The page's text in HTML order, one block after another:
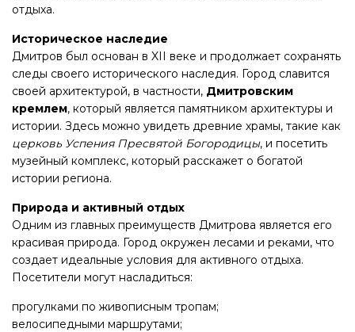
отдыха.
Историческое наследие
Дмитров был основан в XII веке и продолжает сохранять
следы своего исторического наследия. Город славится
своей архитектурой, в частности, Дмитровским
кремлем, который является памятником архитектуры и
истории. Здесь можно увидеть древние храмы, такие как
церковь Успения Пресвятой Богородицы, и посетить
музейный комплекс, который расскажет о богатой
истории региона.
Природа и активный отдых
Одним из главных преимуществ Дмитрова является его
красивая природа. Город окружен лесами и реками, что
создает идеальные условия для активного отдыха.
Посетители могут насладиться:
прогулками по живописным тропам;
велосипедными маршрутами;